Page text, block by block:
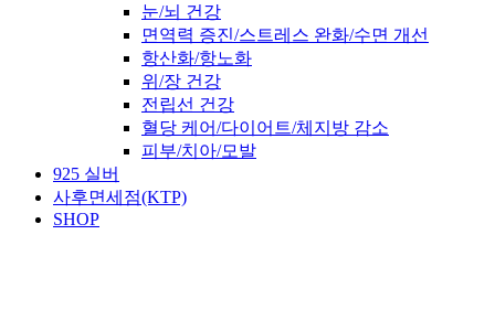
눈/뇌 건강
면역력 증진/스트레스 완화/수면 개선
항산화/항노화
위/장 건강
전립선 건강
혈당 케어/다이어트/체지방 감소
피부/치아/모발
925 실버
사후면세점(KTP)
SHOP